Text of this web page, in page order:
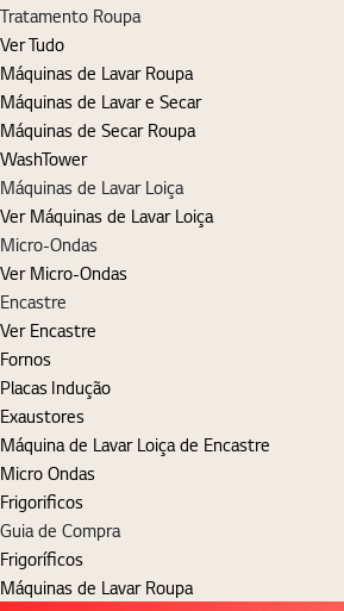
Tratamento Roupa
Ver Tudo
Máquinas de Lavar Roupa
Máquinas de Lavar e Secar
Máquinas de Secar Roupa
WashTower
Máquinas de Lavar Loiça
Ver Máquinas de Lavar Loiça
Micro-Ondas
Ver Micro-Ondas
Encastre
Ver Encastre
Fornos
Placas Indução
Exaustores
Máquina de Lavar Loiça de Encastre
Micro Ondas
Frigorificos
Guia de Compra
Frigoríficos
Máquinas de Lavar Roupa